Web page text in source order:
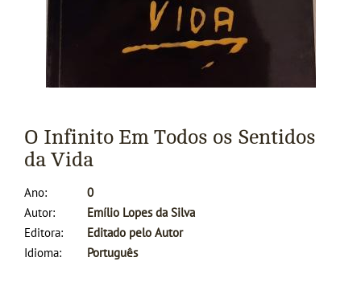
O Infinito Em Todos os Sentidos
da Vida
Ano
0
Autor
Emílio Lopes da Silva
Editora
Editado pelo Autor
Idioma
Português